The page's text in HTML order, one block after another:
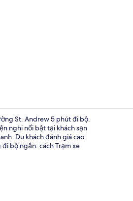
Bar (trong khuôn viên)
St. Andrew 5 phút đi bộ.
nghi nổi bật tại khách sạn
Du khách đánh giá cao
bộ ngắn: cách Trạm xe